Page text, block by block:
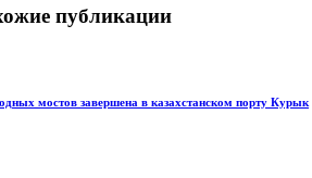
публикации
мостов завершена в казахстанском порту Курык